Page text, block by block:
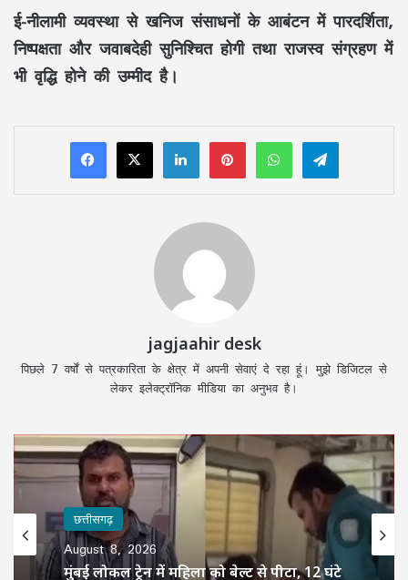
ई-नीलामी व्यवस्थासे खनिज संसाधनों के आबंटन मेंपारदर्शिता,
निष्पक्षता और जवाबदेहीसुनिश्चित होगी तथाराजस्व संग्रहणमें
भी वृद्धि होने की उम्मीद है।
LinkedInPinterestWhatsAppTelegram
jagjaahir desk
पिछले 7 वर्षों से पत्रकारिता के क्षेत्र में अपनी सेवाएं दे रहा हूं। मुझे डिजिटल से
लेकर इलेक्ट्रॉनिक मीडिया का अनुभव है।
छत्तीसगढ़
August 8, 2026
मुंबई लोकल ट्रेन में महिला को बेल्ट से पीटा, 12 घंटे